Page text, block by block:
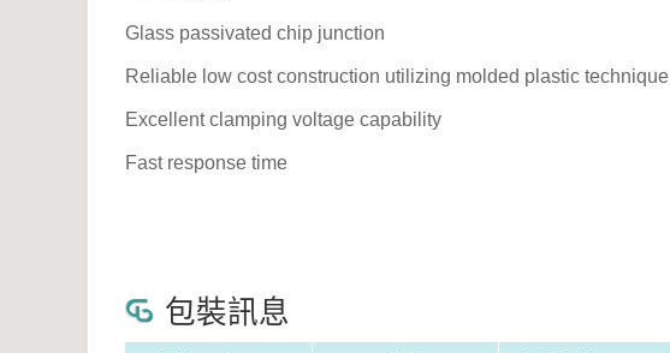
Glass passivated chip junction
Reliable low cost construction utilizing molded plastic technique
Excellent clamping voltage capability
Fast response time
包裝訊息